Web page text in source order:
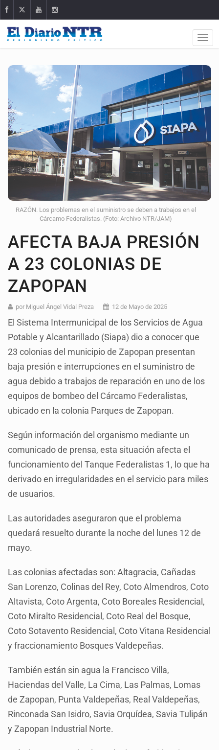
RAZÓN. Los problemas en el suministro se deben a trabajos en el
Cárcamo Federalistas. (Foto: Archivo NTR/JAM)
AFECTA BAJA PRESIÓN
A 23 COLONIAS DE
ZAPOPAN
por Miguel Ángel Vidal Preza 12 de Mayo de 2025
El Sistema Intermunicipal de los Servicios de Agua
Potable y Alcantarillado (Siapa) dio a conocer que
23 colonias del municipio de Zapopan presentan
baja presión e interrupciones en el suministro de
agua debido a trabajos de reparación en uno de los
equipos de bombeo del Cárcamo Federalistas,
ubicado en la colonia Parques de Zapopan.
Según información del organismo mediante un
comunicado de prensa, esta situación afecta el
funcionamiento del Tanque Federalistas 1, lo que ha
derivado en irregularidades en el servicio para miles
de usuarios.
Las autoridades aseguraron que el problema
quedará resuelto durante la noche del lunes 12 de
mayo.
Las colonias afectadas son: Altagracia, Cañadas
San Lorenzo, Colinas del Rey, Coto Almendros, Coto
Altavista, Coto Argenta, Coto Boreales Residencial,
Coto Miralto Residencial, Coto Real del Bosque,
Coto Sotavento Residencial, Coto Vitana Residencial
y fraccionamiento Bosques Valdepeñas.
También están sin agua la Francisco Villa,
Haciendas del Valle, La Cima, Las Palmas, Lomas
de Zapopan, Punta Valdepeñas, Real Valdepeñas,
Rinconada San Isidro, Savia Orquídea, Savia Tulipán
y Zapopan Industrial Norte.